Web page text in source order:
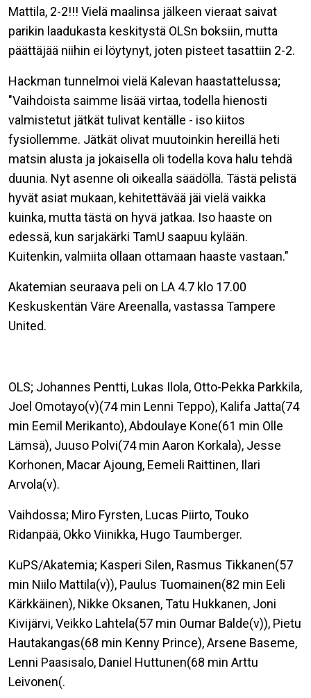
Mattila, 2-2!!! Vielä maalinsa jälkeen vieraat saivat
parikin laadukasta keskitystä OLSn boksiin, mutta
päättäjää niihin ei löytynyt, joten pisteet tasattiin 2-2.
Hackman tunnelmoi vielä Kalevan haastattelussa;
"Vaihdoista saimme lisää virtaa, todella hienosti
valmistetut jätkät tulivat kentälle - iso kiitos
fysiollemme. Jätkät olivat muutoinkin hereillä heti
matsin alusta ja jokaisella oli todella kova halu tehdä
duunia. Nyt asenne oli oikealla säädöllä. Tästä pelistä
hyvät asiat mukaan, kehitettävää jäi vielä vaikka
kuinka, mutta tästä on hyvä jatkaa. Iso haaste on
edessä, kun sarjakärki TamU saapuu kylään.
Kuitenkin, valmiita ollaan ottamaan haaste vastaan."
Akatemian seuraava peli on LA 4.7 klo 17.00
Keskuskentän Väre Areenalla, vastassa Tampere
United.
OLS; Johannes Pentti, Lukas Ilola, Otto-Pekka Parkkila,
Joel Omotayo(v)(74 min Lenni Teppo), Kalifa Jatta(74
min Eemil Merikanto), Abdoulaye Kone(61 min Olle
Lämsä), Juuso Polvi(74 min Aaron Korkala), Jesse
Korhonen, Macar Ajoung, Eemeli Raittinen, Ilari
Arvola(v).
Vaihdossa; Miro Fyrsten, Lucas Piirto, Touko
Ridanpää, Okko Viinikka, Hugo Taumberger.
KuPS/Akatemia; Kasperi Silen, Rasmus Tikkanen(57
min Niilo Mattila(v)), Paulus Tuomainen(82 min Eeli
Kärkkäinen), Nikke Oksanen, Tatu Hukkanen, Joni
Kivijärvi, Veikko Lahtela(57 min Oumar Balde(v)), Pietu
Hautakangas(68 min Kenny Prince), Arsene Baseme,
Lenni Paasisalo, Daniel Huttunen(68 min Arttu
Leivonen(.